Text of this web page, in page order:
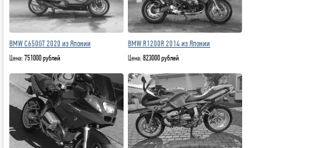
BMW C650GT 2020 из Японии
Цена:751000 рублей
BMW R1200R 2014 из Японии
Цена:823000 рублей